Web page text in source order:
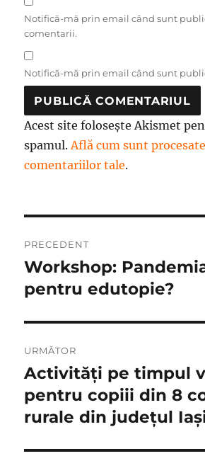
Notifică-mă prin email când sunt
comentarii.
Notifică-mă prin email când sunt
Acest site folosește Akismet
spamul.Află cum sunt
comentariilor tale.
în
articole
PRECEDENT
Articolul
anterior:
Workshop:
pentru edutopie?
URMĂTOR
Articolul
următor:
Activități pe timpul
pentru copiii din 8
rurale din județul